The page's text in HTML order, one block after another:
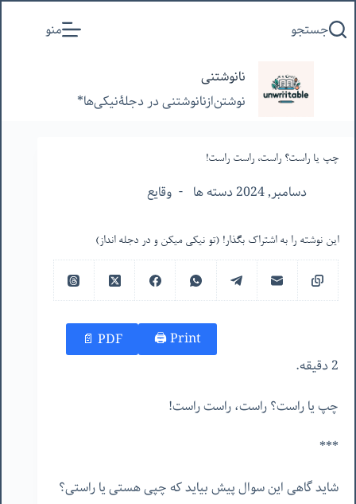
به
جستجو منو
نانوشتنی
نوشتن‌از‌نانوشتنی‌ در‌ دجلۀنیکی‌ها*
چپ یا راست؟ راست، راست راست!
دسامبر, 2024 دسته ها وقایع
این نوشته را به اشتراک بگذار! (تو نیکی میکن و در دجله انداز)
Print 🖨
PDF 📄
2 دقیقه.
چپ یا راست؟ راست، راست راست!
***
شاید گاهی این سوال پیش بیاید که چپی هستی یا راستی؟